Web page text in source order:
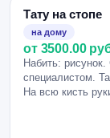
Тату на стопе
на дому
от 3500.00
Набить:
специалистом.
На всю кисть